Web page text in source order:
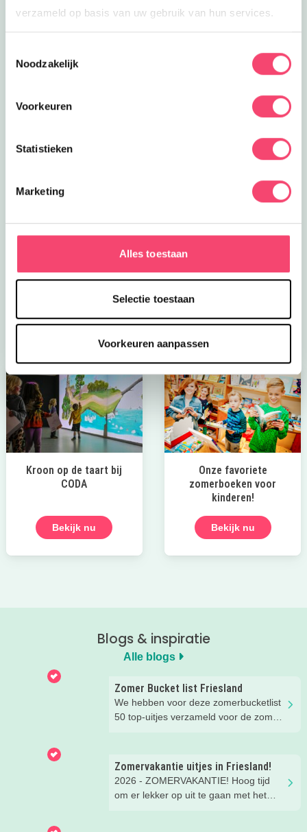
verzameld op basis van uw gebruik van hun services.
Noodzakelijk
Voorkeuren
Statistieken
Marketing
Alles toestaan
Selectie toestaan
Voorkeuren aanpassen
Ontdek de leukste gezinsuitjes in Friesland, toffe
zwembaden, leuke activiteiten in het museum,
verkoelende speeltuinen, hippe kidsproof terrassen en
Laat die zomer maar komen!
Kroon op de taart bij
CODA
Bekijk nu
Onze favoriete
zomerboeken voor
kinderen!
Bekijk nu
Blogs & inspiratie
Alle blogs
Zomer Bucket list Friesland
We hebben voor deze zomerbucketlist
50 top-uitjes verzameld voor de zomer.
tips in buiten de regio, maar die waren
té leuk om niet te noemen ;)
Zomervakantie uitjes in Friesland!
2026 - ZOMERVAKANTIE! Hoog tijd
om er lekker op uit te gaan met het